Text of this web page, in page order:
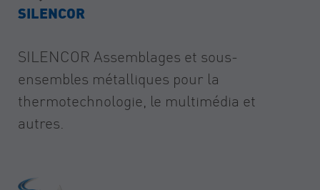
SILENCOR
SILENCOR Assemblages et sous-
ensembles métalliques pour la
thermotechnologie, le multimédia et
autres.